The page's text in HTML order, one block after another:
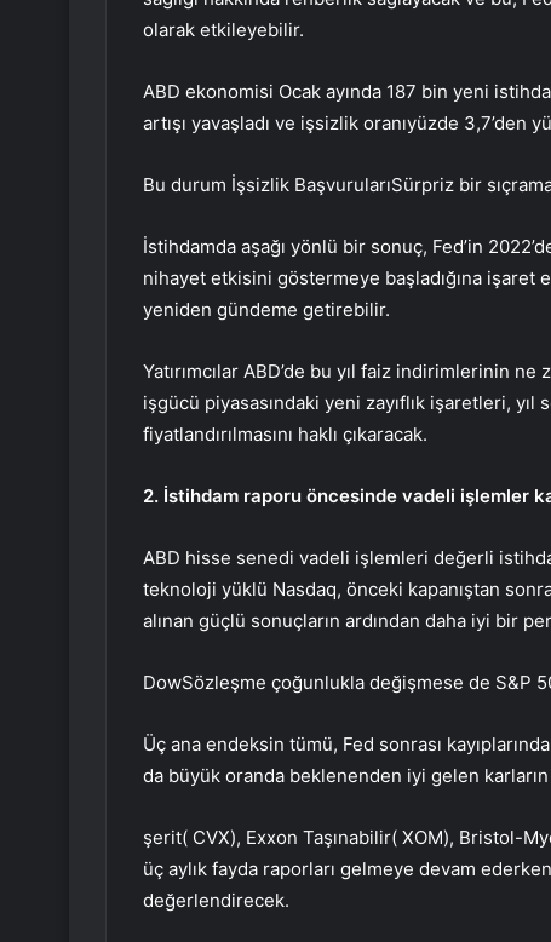
olarak etkileyebilir.
ABD ekonomisi Ocak ayında 187 bin yeni
artışı yavaşladı ve işsizlik oranıyüzde 3,7’den
Bu durum İşsizlik BaşvurularıSürpriz bir
İstihdamda aşağı yönlü bir sonuç, Fed’in
nihayet etkisini göstermeye başladığına
yeniden gündeme getirebilir.
Yatırımcılar ABD’de bu yıl faiz indirimlerinin
işgücü piyasasındaki yeni zayıflık işaretleri,
fiyatlandırılmasını haklı çıkaracak.
2. İstihdam raporu öncesinde vadeli işlemler
ABD hisse senedi vadeli işlemleri değerli
teknoloji yüklü Nasdaq, önceki kapanıştan
alınan güçlü sonuçların ardından daha iyi bir
DowSözleşme çoğunlukla değişmese de S&P
Üç ana endeksin tümü, Fed sonrası
da büyük oranda beklenenden iyi gelen karların
şerit( CVX), Exxon Taşınabilir( XOM), Bristol-
üç aylık fayda raporları gelmeye devam
değerlendirecek.